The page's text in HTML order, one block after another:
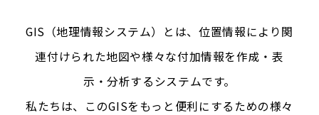
GIS（地理情報システム）とは、位置情報により関
連付けられた地図や様々な付加情報を作成・表
示・分析するシステムです。
私たちは、このGISをもっと便利にするための様々